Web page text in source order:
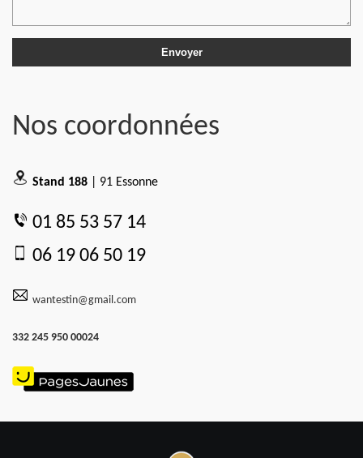
Nos coordonnées
Stand 188 | 91 Essonne
01 85 53 57 14
06 19 06 50 19
wantestin@gmail.com
332 245 950 00024